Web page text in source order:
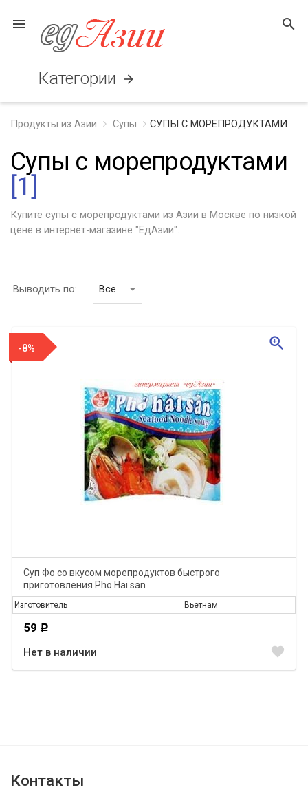
menu search
Категории arrow_forward
Продукты из Азии Супы СУПЫ С МОРЕПРОДУКТАМИ
Супы с морепродуктами
[1]
Купите супы с морепродуктами из Азии в Москве по низкой
цене в интернет-магазине "ЕдАзии".
Выводить по: Все
-8%
Суп Фо со вкусом морепродуктов быстрого
приготовления Pho Hai san
Изготовитель Вьетнам
59 Р
Нет в наличии favorite
zoom_in
Контакты